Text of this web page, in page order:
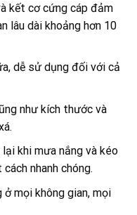
kết cơ cứng cáp đảm
lâu dài khoảng hơn 10
dễ sử dụng đối với cả
như kích thước và
khi mưa nắng và kéo
nhanh chóng.
mọi không gian, mọi